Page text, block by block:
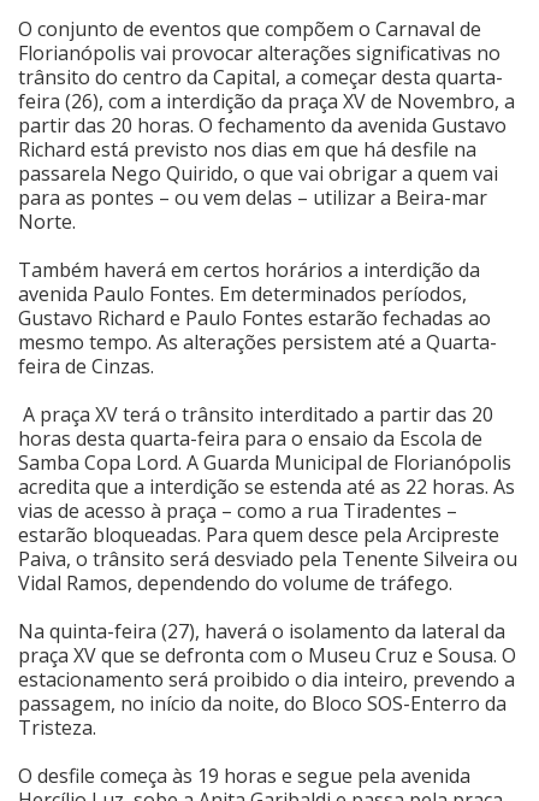
Anuncie
Cinema
Agenda Cultural
Anuncie
Fale Conosco
O conjunto de eventos que compõem o Carnaval de
Florianópolis vai provocar alterações significativas no
trânsito do centro da Capital, a começar desta quarta-
feira (26), com a interdição da praça XV de Novembro, a
partir das 20 horas. O fechamento da avenida Gustavo
Richard está previsto nos dias em que há desfile na
passarela Nego Quirido, o que vai obrigar a quem vai
para as pontes – ou vem delas – utilizar a Beira-mar
Norte.
Também haverá em certos horários a interdição da
avenida Paulo Fontes. Em determinados períodos,
Gustavo Richard e Paulo Fontes estarão fechadas ao
mesmo tempo. As alterações persistem até a Quarta-
feira de Cinzas.
A praça XV terá o trânsito interditado a partir das 20
horas desta quarta-feira para o ensaio da Escola de
Samba Copa Lord. A Guarda Municipal de Florianópolis
acredita que a interdição se estenda até as 22 horas. As
vias de acesso à praça – como a rua Tiradentes –
estarão bloqueadas. Para quem desce pela Arcipreste
Paiva, o trânsito será desviado pela Tenente Silveira ou
Vidal Ramos, dependendo do volume de tráfego.
Na quinta-feira (27), haverá o isolamento da lateral da
praça XV que se defronta com o Museu Cruz e Sousa. O
estacionamento será proibido o dia inteiro, prevendo a
passagem, no início da noite, do Bloco SOS-Enterro da
Tristeza.
O desfile começa às 19 horas e segue pela avenida